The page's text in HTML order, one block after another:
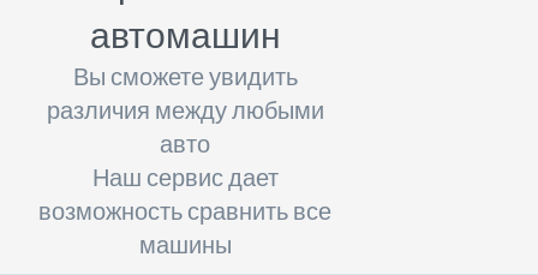
автомашин
Вы сможете увидить
различия между любыми
авто
Наш сервис дает
возможность сравнить все
машины